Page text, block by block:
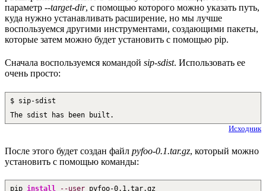
параметр --target-dir, с помощью которого можно указать путь,
куда нужно устанавливать расширение, но мы лучше
воспользуемся другими инструментами, создающими пакеты,
которые затем можно будет установить с помощью pip.
Сначала воспользуемся командой sip-sdist. Использовать ее
очень просто:
$ sip-sdist
The sdist has been built.
Исходник
После этого будет создан файл pyfoo-0.1.tar.gz, который можно
установить с помощью команды:
pip install --user pyfoo-0.1.tar.gz